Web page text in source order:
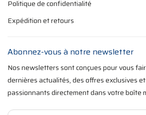
Politique de confidentialité
Expédition et retours
Abonnez-vous à notre newsletter
Nos newsletters sont conçues pour vous
dernières actualités, des offres exclusives
passionnants directement dans votre boîte